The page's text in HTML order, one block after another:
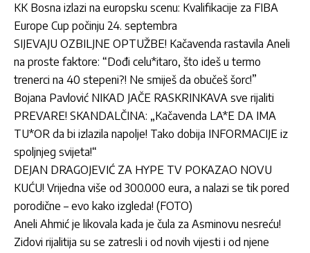
KK Bosna izlazi na europsku scenu: Kvalifikacije za FIBA
Europe Cup počinju 24. septembra
SIJEVAJU OZBILJNE OPTUŽBE! Kačavenda rastavila Aneli
na proste faktore: “Dođi celu*itaro, što ideš u termo
trenerci na 40 stepeni?! Ne smiješ da obučeš šorc!”
Bojana Pavlović NIKAD JAČE RASKRINKAVA sve rijaliti
PREVARE! SKANDALČINA: „Kačavenda LA*E DA IMA
TU*OR da bi izlazila napolje! Tako dobija INFORMACIJE iz
spoljnjeg svijeta!“
DEJAN DRAGOJEVIĆ ZA HYPE TV POKAZAO NOVU
KUĆU! Vrijedna više od 300.000 eura, a nalazi se tik pored
porodične – evo kako izgleda! (FOTO)
Aneli Ahmić je likovala kada je čula za Asminovu nesreću!
Zidovi rijalitija su se zatresli i od novih vijesti i od njene